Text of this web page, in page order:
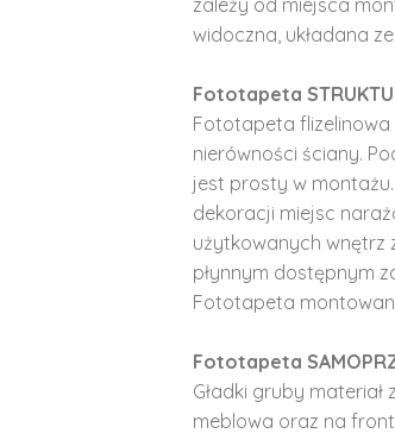
widoczna, układana
Fototapeta
Fototapeta flizelinowa
nierówności ściany.
jest prosty w
dekoracji miejsc
użytkowanych wnętrz
płynnym dostępnym
Fototapeta
Fototapeta
Gładki gruby materiał
meblowa oraz na